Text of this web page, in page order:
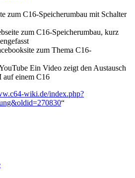
zum C16-Speicherumbau mit Schalter
zum C16-Speicherumbau, kurz
zum Thema C16-
Ein Video zeigt den Austausch
auf einem C16
wiki.de/index.php?
“